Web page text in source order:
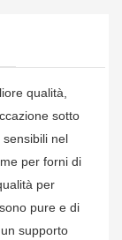
qualità,
sotto
nel
per forni di
per
pure e di
supporto